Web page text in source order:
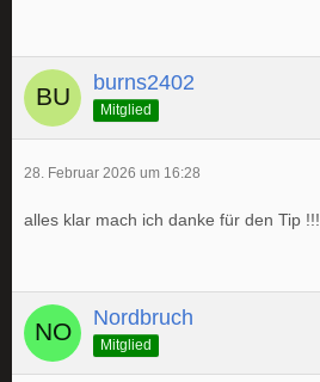
burns2402
Mitglied
28. Februar 2026 um 16:28
alles klar mach ich danke für den Tip !!!
Nordbruch
Mitglied